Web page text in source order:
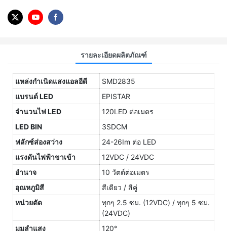
รายละเอียดผลิตภัณฑ์
แหล่งกำเนิดแสงแอลอีดี
SMD2835
แบรนด์ LED
EPISTAR
จำนวนไฟ LED
120LED ต่อเมตร
LED BIN
3SDCM
ฟลักซ์ส่องสว่าง
24-26Im ต่อ LED
แรงดันไฟฟ้าขาเข้า
12VDC / 24VDC
อำนาจ
10 วัตต์ต่อเมตร
อุณหภูมิสี
สีเดียว / สีคู่
หน่วยตัด
ทุกๆ 2.5 ซม. (12VDC) / ทุกๆ 5 ซม.
(24VDC)
มุมลำแสง
120°